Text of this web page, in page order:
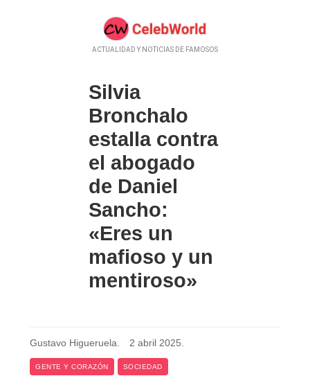
ACTUALIDAD Y NOTICIAS DE FAMOSOS
Silvia
Bronchalo
estalla contra
el abogado
de Daniel
Sancho:
«Eres un
mafioso y un
mentiroso»
Gustavo Higueruela 2 abril 2025
GENTE Y CORAZÓN SOCIEDAD